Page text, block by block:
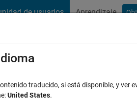
de usuarios Aprendizaje
true but cant plot the
mesh (line 75) Data
traducido, si está disponible, y ver
United States.